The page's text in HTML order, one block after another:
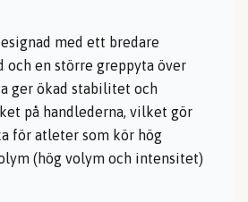
med ett bredare
och en större greppyta över
ger ökad stabilitet och
på handlederna, vilket gör
för atleter som kör hög
(hög volym och intensitet)